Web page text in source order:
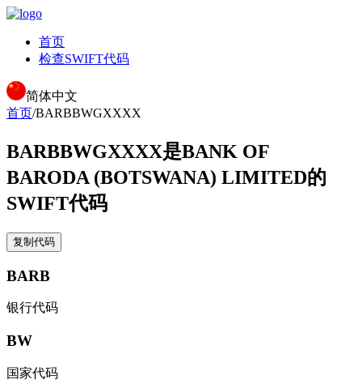
首页
检查SWIFT代码
简体中文
首页/BARBBWGXXXX
BARBBWGXXXX是BANK OF
BARODA (BOTSWANA) LIMITED的
SWIFT代码
复制代码
BARB
银行代码
BW
国家代码